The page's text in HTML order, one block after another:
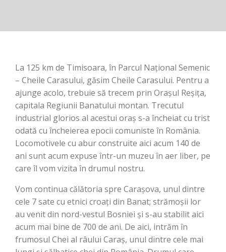
La 125 km de Timisoara, în Parcul Național Semenic
– Cheile Carasului, găsim Cheile Carasului. Pentru a
ajunge acolo, trebuie să trecem prin Orașul Reșița,
capitala Regiunii Banatului montan. Trecutul
industrial glorios al acestui oraș s-a încheiat cu trist
odată cu încheierea epocii comuniste în România.
Locomotivele cu abur construite aici acum 140 de
ani sunt acum expuse într-un muzeu în aer liber, pe
care îl vom vizita în drumul nostru.
Vom continua călătoria spre Carașova, unul dintre
cele 7 sate cu etnici croați din Banat; strămoșii lor
au venit din nord-vestul Bosniei și s-au stabilit aici
acum mai bine de 700 de ani. De aici, intrăm în
frumosul Chei al râului Caraș, unul dintre cele mai